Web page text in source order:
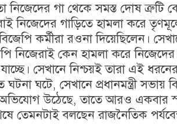
গা থেকে সমস্ত দোষ ত্রুটি
নিজেদের গাড়িতে হামলা করে
কর্মীরা রওনা দিয়েছিলেন।
নিজেরাই কেন হামলা করে
সেখানে নিশ্চয়ই তারা এই
ঘটে, সেখানে প্রধানমন্ত্রী সভায়
উঠেছে, তাতে আরও একবার
তেমনটাই বলছেন রাজনৈতিক